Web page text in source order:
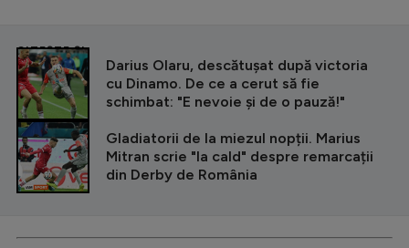
CITEȘTE ȘI
Darius Olaru, descătușat după victoria
cu Dinamo. De ce a cerut să fie
schimbat: "E nevoie și de o pauză!"
Gladiatorii de la miezul nopții. Marius
Mitran scrie "la cald" despre remarcații
din Derby de România